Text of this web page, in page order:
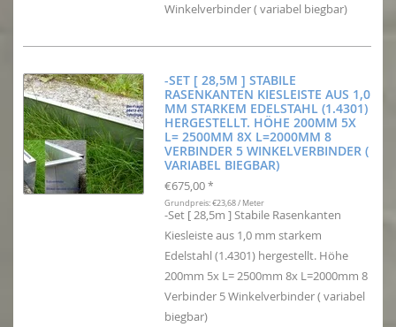
Winkelverbinder ( variabel biegbar)
-SET [ 28,5M ] STABILE
RASENKANTEN KIESLEISTE AUS 1,0
MM STARKEM EDELSTAHL (1.4301)
HERGESTELLT. HÖHE 200MM 5X
L= 2500MM 8X L=2000MM 8
VERBINDER 5 WINKELVERBINDER (
VARIABEL BIEGBAR)
€675,00 *
Grundpreis: €23,68 / Meter
-Set [ 28,5m ] Stabile Rasenkanten
Kiesleiste aus 1,0 mm starkem
Edelstahl (1.4301) hergestellt. Höhe
200mm 5x L= 2500mm 8x L=2000mm 8
Verbinder 5 Winkelverbinder ( variabel
biegbar)